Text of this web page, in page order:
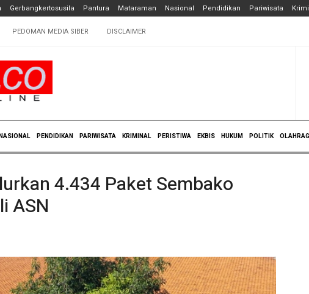
Gerbangkertosusila Pantura Mataraman Nasional Pendidikan Pariwisata
PEDOMAN MEDIA SIBER DISCLAIMER
PENDIDIKAN PARIWISATA KRIMINAL PERISTIWA EKBIS HUKUM POLITIK
4.434 Paket Sembako
ASN